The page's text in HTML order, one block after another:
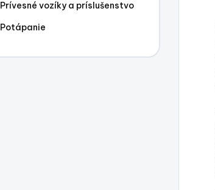
Prívesné vozíky a príslušenstvo
Potápanie